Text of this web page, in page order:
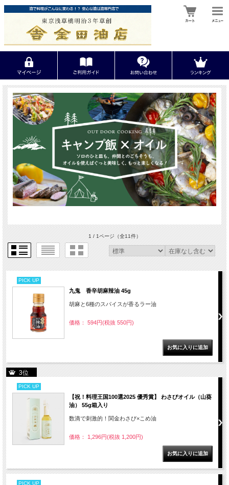
1 / 1ページ（全11件）
PICK UP
九鬼 香辛胡麻辣油 45g
胡麻と6種のスパイスが香るラー油
価格： 594円(税抜 550円)
3位
PICK UP
【祝！料理王国100選2025 優秀賞】 わさびオイル（山葵
油） 55g箱入り
数滴で刺激的！関金わさび×こめ油
価格： 1,296円(税抜 1,200円)
PICK UP